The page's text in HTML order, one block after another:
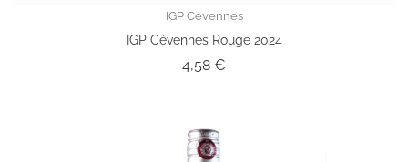
IGP Cévennes
IGP Cévennes Rouge 2024
4,58 €